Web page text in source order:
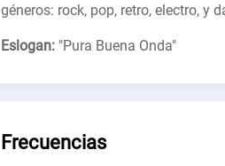
géneros: rock, pop, retro, electro, y
Eslogan: "Pura Buena Onda"
Frecuencias